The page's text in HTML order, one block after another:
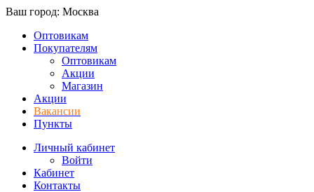
Ваш город: Москва
Оптовикам
Покупателям
Оптовикам
Акции
Магазин
Акции
Вакансии
Пункты
Личный кабинет
Войти
Кабинет
Контакты